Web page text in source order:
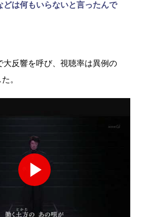
どは何もいらないと言ったんで
大反響を呼び、視聴率は異例の
。